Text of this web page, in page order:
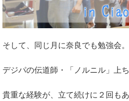
そして、同じ月に奈良でも勉強会。
デジパの伝道師・「ノルニル」上
貴重な経験が、立て続けに２回も